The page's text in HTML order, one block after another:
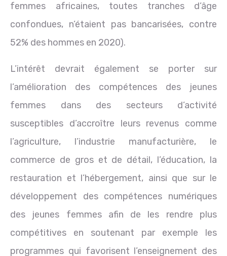
femmes africaines, toutes tranches d’âge
confondues, n’étaient pas bancarisées, contre
52% des hommes en 2020).
L’intérêt devrait également se porter sur
l’amélioration des compétences des jeunes
femmes dans des secteurs d’activité
susceptibles d’accroître leurs revenus comme
l’agriculture, l’industrie manufacturière, le
commerce de gros et de détail, l’éducation, la
restauration et l’hébergement, ainsi que sur le
développement des compétences numériques
des jeunes femmes afin de les rendre plus
compétitives en soutenant par exemple les
programmes qui favorisent l’enseignement des